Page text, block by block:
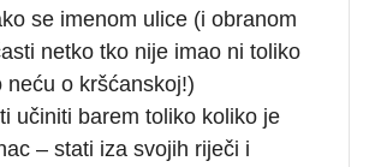
se imenom ulice (i obranom
netko tko nije imao ni toliko
neću o kršćanskoj!)
učiniti barem toliko koliko je
– stati iza svojih riječi i